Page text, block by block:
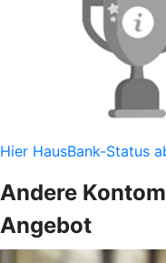
Hier HausBank-Status
Andere
Angebot